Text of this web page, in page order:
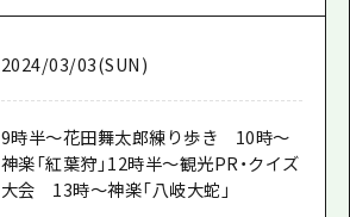
2024/03/03(SUN)
9時半～花田舞太郎練り歩き 10時～
神楽「紅葉狩」12時半～観光PR・クイズ
大会 13時～神楽「八岐大蛇」